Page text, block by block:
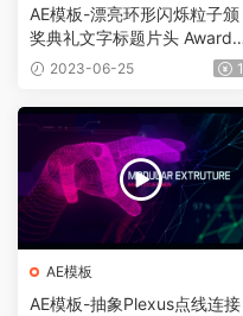
AE模板-漂亮环形闪烁粒子颁
奖典礼文字标题片头 Awards
Titles2023-06-25 1
AE模板
AE模板-抽象Plexus点线连接